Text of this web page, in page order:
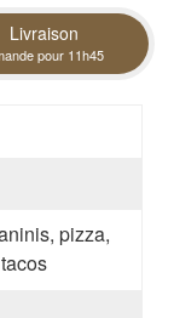
Livraison
pour 11h45
pizza,